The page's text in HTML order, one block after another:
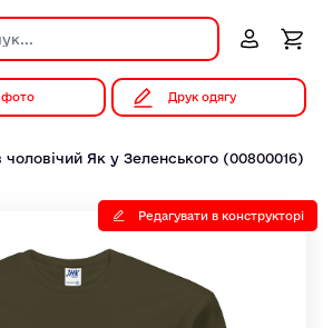
фото Друк одягу
чоловічий Як у Зеленського (00800016)
Редагувати в конструкторі